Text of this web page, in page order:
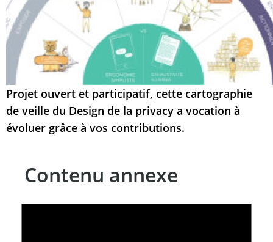
Projet ouvert et participatif, cette cartographie
de veille du Design de la privacy a vocation à
évoluer grâce à vos contributions.
Contenu annexe